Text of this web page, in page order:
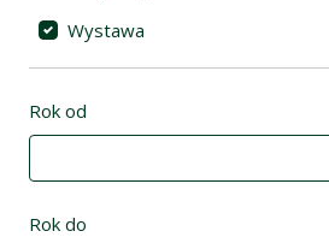
Wystawa
Rok od
Rok do